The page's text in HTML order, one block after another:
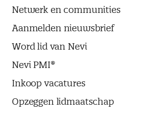
Netwerk en communities
Aanmelden nieuwsbrief
Word lid van Nevi
Nevi PMI®
Inkoop vacatures
Opzeggen lidmaatschap